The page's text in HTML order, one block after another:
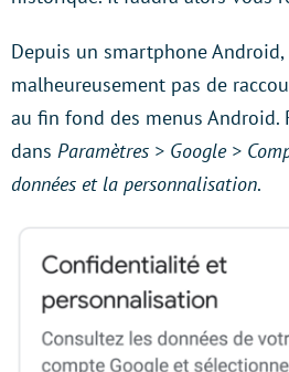
Depuis un smartphone Android,
malheureusement pas de
au fin fond des menus Android.
dans Paramètres > Google >
données et la personnalisation.